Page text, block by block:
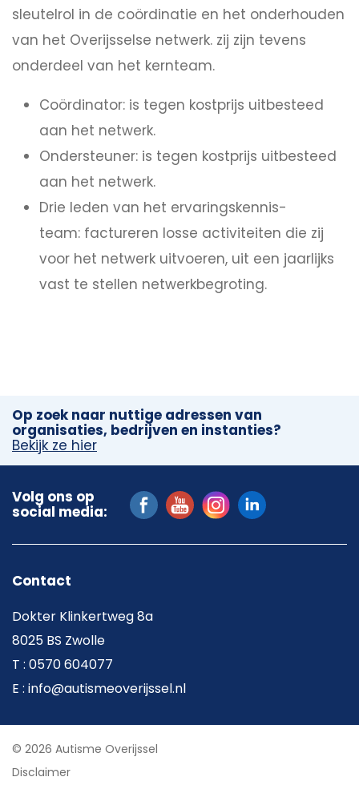
sleutelrol in de coördinatie en het onderhouden
van het Overijsselse netwerk. zij zijn tevens
onderdeel van het kernteam.
Coördinator: is tegen kostprijs uitbesteed
aan het netwerk.
Ondersteuner: is tegen kostprijs uitbesteed
aan het netwerk.
Drie leden van het ervaringskennis-
team: factureren losse activiteiten die zij
voor het netwerk uitvoeren, uit een jaarlijks
vast te stellen netwerkbegroting.
Op zoek naar nuttige adressen van
organisaties, bedrijven en instanties?
Bekijk ze hier
Volg ons op
social media:
Contact
Dokter Klinkertweg 8a
8025 BS Zwolle
T : 0570 604077
E : info@autismeoverijssel.nl
© 2026 Autisme Overijssel
Disclaimer